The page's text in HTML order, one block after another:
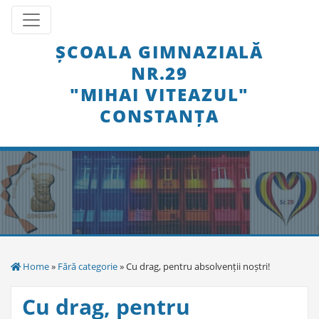
SkipToggle navigation
ȘCOALA GIMNAZIALĂ
NR.29
"MIHAI VITEAZUL"
CONSTANȚA
Home» Fără categorie» Cu drag, pentru absolvenții noștri!
Cu drag, pentru